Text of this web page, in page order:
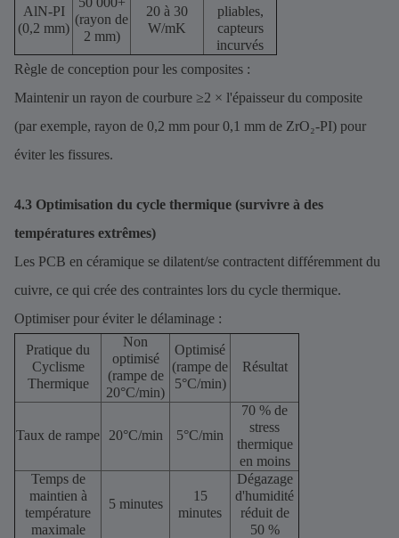
AlN-PI
(0,2 mm)
(rayon de
2 mm)
20 à 30
W/mK
pliables,
capteurs
incurvés
Règle de conception pour les composites :
Maintenir un rayon de courbure ≥2 × l'épaisseur du composite
(par exemple, rayon de 0,2 mm pour 0,1 mm de ZrO₂-PI) pour
éviter les fissures.
4.3 Optimisation du cycle thermique (survivre à des
températures extrêmes)
Les PCB en céramique se dilatent/se contractent différemment du
cuivre, ce qui crée des contraintes lors du cycle thermique.
Optimiser pour éviter le délaminage :
Pratique du
Cyclisme
Thermique
Non
optimisé
(rampe de
20°C/min)
Optimisé
(rampe de
5°C/min)
Résultat
Taux de rampe 20°C/min 5°C/min
70 % de
stress
thermique
en moins
Temps de
maintien à
température
maximale
5 minutes
15
minutes
Dégazage
d'humidité
réduit de
50 %